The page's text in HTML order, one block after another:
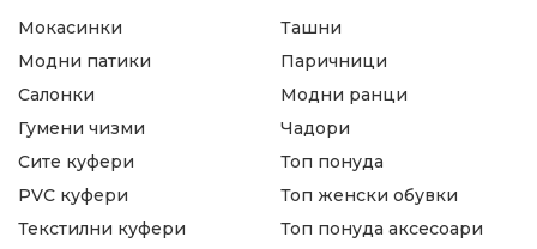
Мокасинки
Модни патики
Салонки
Гумени чизми
Ташни
Паричници
Модни ранци
Чадори
Сите куфери
PVC куфери
Текстилни куфери
Топ понуда
Топ женски обувки
Топ понуда аксесоари